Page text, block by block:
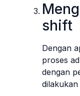
shift
Dengan
proses
dengan